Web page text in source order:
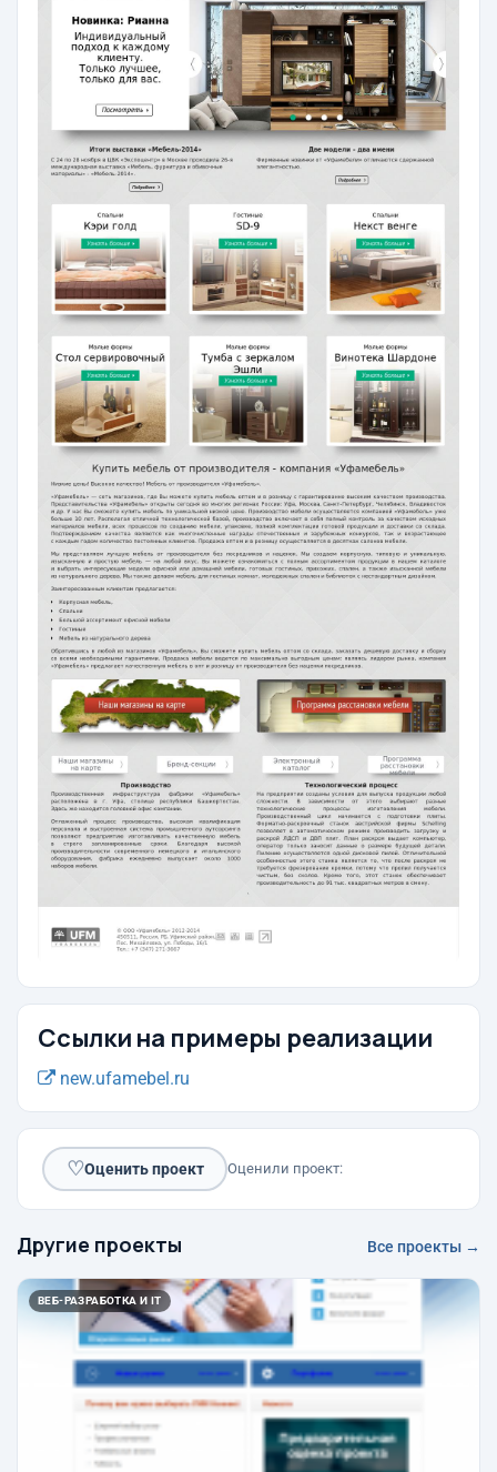
Ссылки на примеры реализации
new.ufamebel.ru
♡Оценить проект Оценили проект:
Другие проекты Все проекты →
ВЕБ-РАЗРАБОТКА И IT